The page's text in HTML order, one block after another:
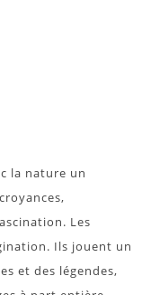
la nature un
Les
Ils jouent un
et des légendes,